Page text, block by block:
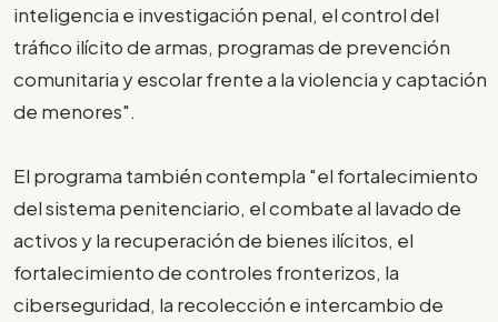
inteligencia e investigación penal, el control del
tráfico ilícito de armas, programas de prevención
comunitaria y escolar frente a la violencia y captación
de menores".
El programa también contempla "el fortalecimiento
del sistema penitenciario, el combate al lavado de
activos y la recuperación de bienes ilícitos, el
fortalecimiento de controles fronterizos, la
ciberseguridad, la recolección e intercambio de